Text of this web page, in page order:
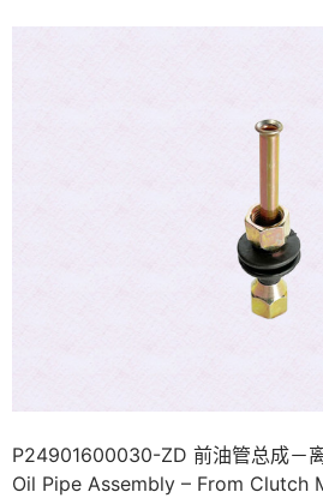
P24901600030-ZD 前油管总成－
Oil Pipe Assembly – From Clutch